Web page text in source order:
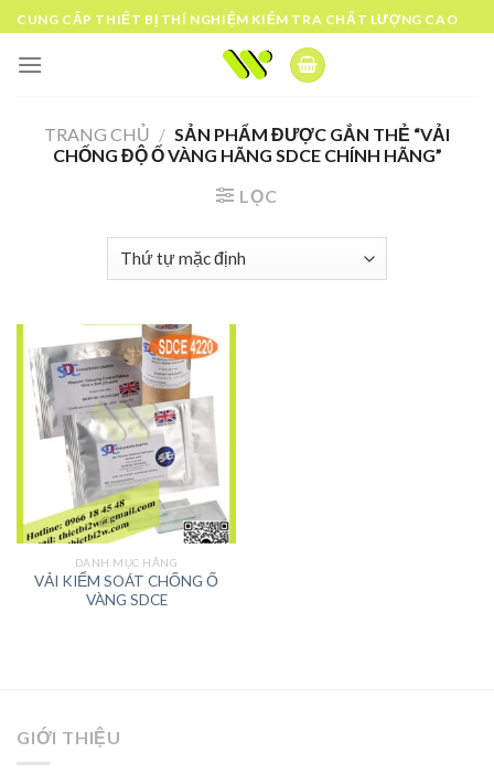
Skip
to
content
CUNG CẤP THIẾT BỊ THÍ NGHIỆM KIỂM TRA CHẤT LƯỢNG CAO
TRANG CHỦ / SẢN PHẨM ĐƯỢC GẮN THẺ “VẢI
CHỐNG ĐỘ Ố VÀNG HÃNG SDCE CHÍNH HÃNG”
LỌC
DANH MỤC HÃNG
VẢI KIỂM SOÁT CHỐNG Ố
VÀNG SDCE
GIỚI THIỆU